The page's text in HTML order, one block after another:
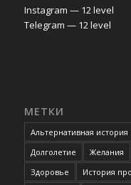
Instagram — 12 level
Telegram — 12 level
МЕТКИ
Альтернативная история
Долголетие
Желания
Здоровье
История